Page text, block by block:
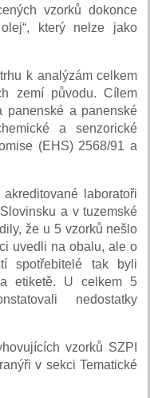
vzorků dokonce
který nelze jako
k analýzám celkem
zemí původu. Cílem
panenské a panenské
a senzorické
(EHS) 2568/91 a
laboratoři
a v tuzemské
že u 5 vzorků nešlo
uvedli na obalu, ale o
spotřebitelé tak byli
etiketě. U celkem 5
nedostatky
vzorků SZPI
v sekci Tematické